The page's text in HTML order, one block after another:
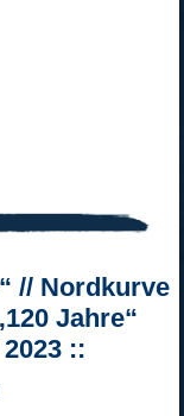
// Nordkurve
Jahre“
::